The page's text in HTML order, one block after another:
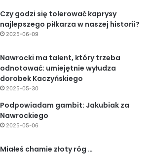
Czy godzi się tolerować kaprysy
najlepszego piłkarza w naszej historii?
2025-06-09
Nawrocki ma talent, który trzeba
odnotować: umiejętnie wyłudza
dorobek Kaczyńskiego
2025-05-30
Podpowiadam gambit: Jakubiak za
Nawrockiego
2025-05-06
Miałeś chamie złoty róg …